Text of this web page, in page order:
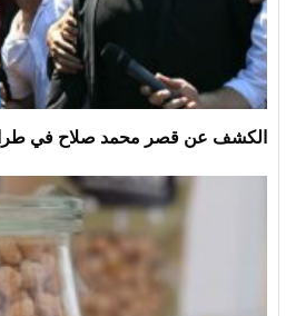
الكشف عن قصر محمد صلاح في